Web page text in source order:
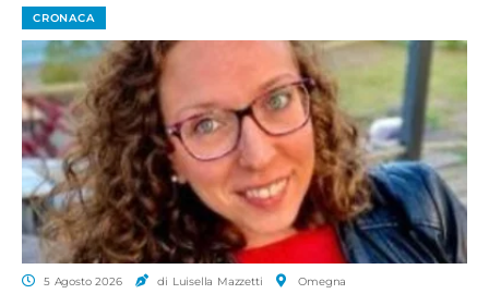
CRONACA
5 Agosto 2026 di Luisella Mazzetti Omegna